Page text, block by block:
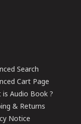
Search
Cart Page
is Audio Book ?
& Returns
Notice